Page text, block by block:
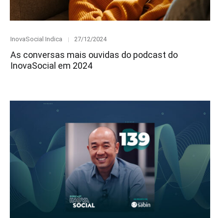
Category
InovaSocial Indica
Posted
27/12/2024
As conversas mais ouvidas do podcast do
InovaSocial em 2024